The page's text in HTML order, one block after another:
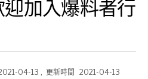
加入爆料者行
04-13 , 更新時間 2021-04-13